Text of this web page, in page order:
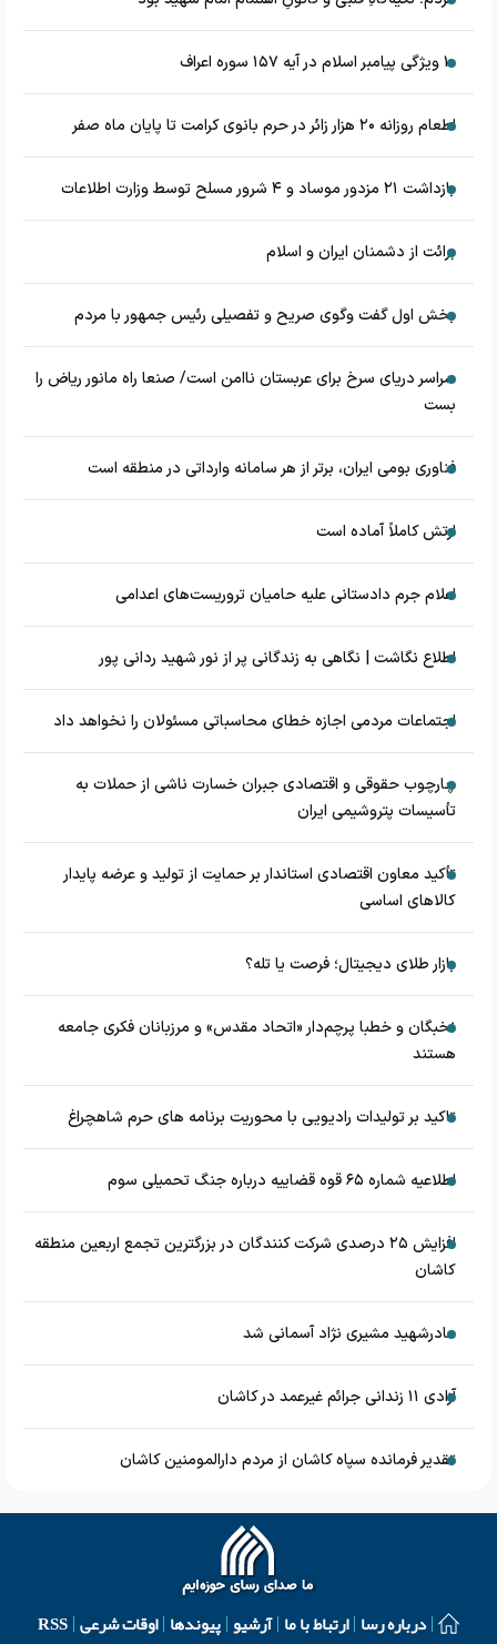
۱۰ ویژگی پیامبر اسلام در آیه ۱۵۷ سوره اعراف
اطعام روزانه ۲۰ هزار زائر در حرم بانوی کرامت تا پایان ماه صفر
بازداشت ۲۱ مزدور موساد و ۴ شرور مسلح توسط وزارت اطلاعات
برائت از دشمنان ایران و اسلام
بخش اول گفت وگوی صریح و تفصیلی رئیس جمهور با مردم
سراسر دریای سرخ برای عربستان ناامن است/ صنعا راه مانور ریاض را
بست
فناوری بومی ایران، برتر از هر سامانه وارداتی در منطقه است
ارتش کاملاً آماده است
اعلام جرم دادستانی علیه حامیان تروریست‌های اعدامی
اطلاع نگاشت | نگاهی به زندگانی پر از نور شهید ردانی پور
اجتماعات مردمی اجازه خطای محاسباتی مسئولان را نخواهد داد
چارچوب حقوقی و اقتصادی جبران خسارت ناشی از حملات به
تأسیسات پتروشیمی ایران
تأکید معاون اقتصادی استاندار بر حمایت از تولید و عرضه پایدار
کالاهای اساسی
بازار طلای دیجیتال؛ فرصت یا تله؟
نخبگان و خطبا پرچم‌دار «اتحاد مقدس» و مرزبانان فکری جامعه
هستند
تاکید بر تولیدات رادیویی با محوریت برنامه های حرم شاهچراغ
اطلاعیه شماره ۶۵ قوه قضاییه درباره جنگ تحمیلی سوم
افزایش ۲۵ درصدی شرکت کنندگان در بزرگترین تجمع اربعین منطقه
کاشان
مادرشهید مشیری نژاد آسمانی شد
آزادی ۱۱ زندانی جرائم غیرعمد در کاشان
تقدیر فرمانده سپاه کاشان از مردم دارالمومنین کاشان
درباره رسا ارتباط با ما آرشیو پیوندها اوقات شرعی RSS